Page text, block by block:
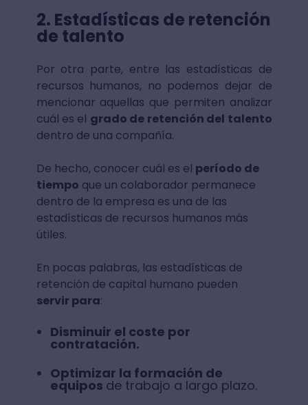
2. Estadísticas de retención
de talento
Por otra parte, entre las estadísticas de
recursos humanos, no podemos dejar de
mencionar aquellas que permiten analizar
cuál es el grado de retención del talento
dentro de una compañía.
De hecho, conocer cuál es el período de
tiempo que un colaborador permanece
dentro de la empresa es una de las
estadísticas de recursos humanos más
útiles.
En pocas palabras, las estadísticas de
retención de capital humano pueden
servir para:
Disminuir el coste por
contratación.
Optimizar la formación de
equipos de trabajo a largo plazo.